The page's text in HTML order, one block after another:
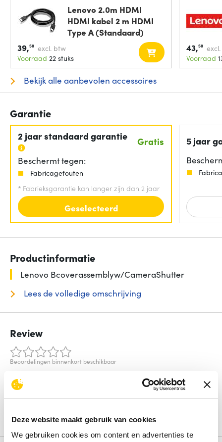
Deze website maakt gebruik van cookies
We gebruiken cookies om content en advertenties te
Lenovo 2.0m HDMI
HDMI kabel 2 m HDMI
Type A (Standaard)
39,50 excl. btw
Voorraad 22 stuks
43,50
Voorraad
Bekijk alle aanbevolen accessoires
Garantie
2 jaar standaard garantie Gratis
Beschermt tegen:
Fabricagefouten
* Fabrieksgarantie kan langer zijn dan 2 jaar
Geselecteerd
5 jaar
Productinformatie
Lenovo Bcoverassemblyw/CameraShutter
Lees de volledige omschrijving
Review
Beoordelingen binnenkort beschikbaar
Deel je ervaring met het product door het schrijven van een
review.